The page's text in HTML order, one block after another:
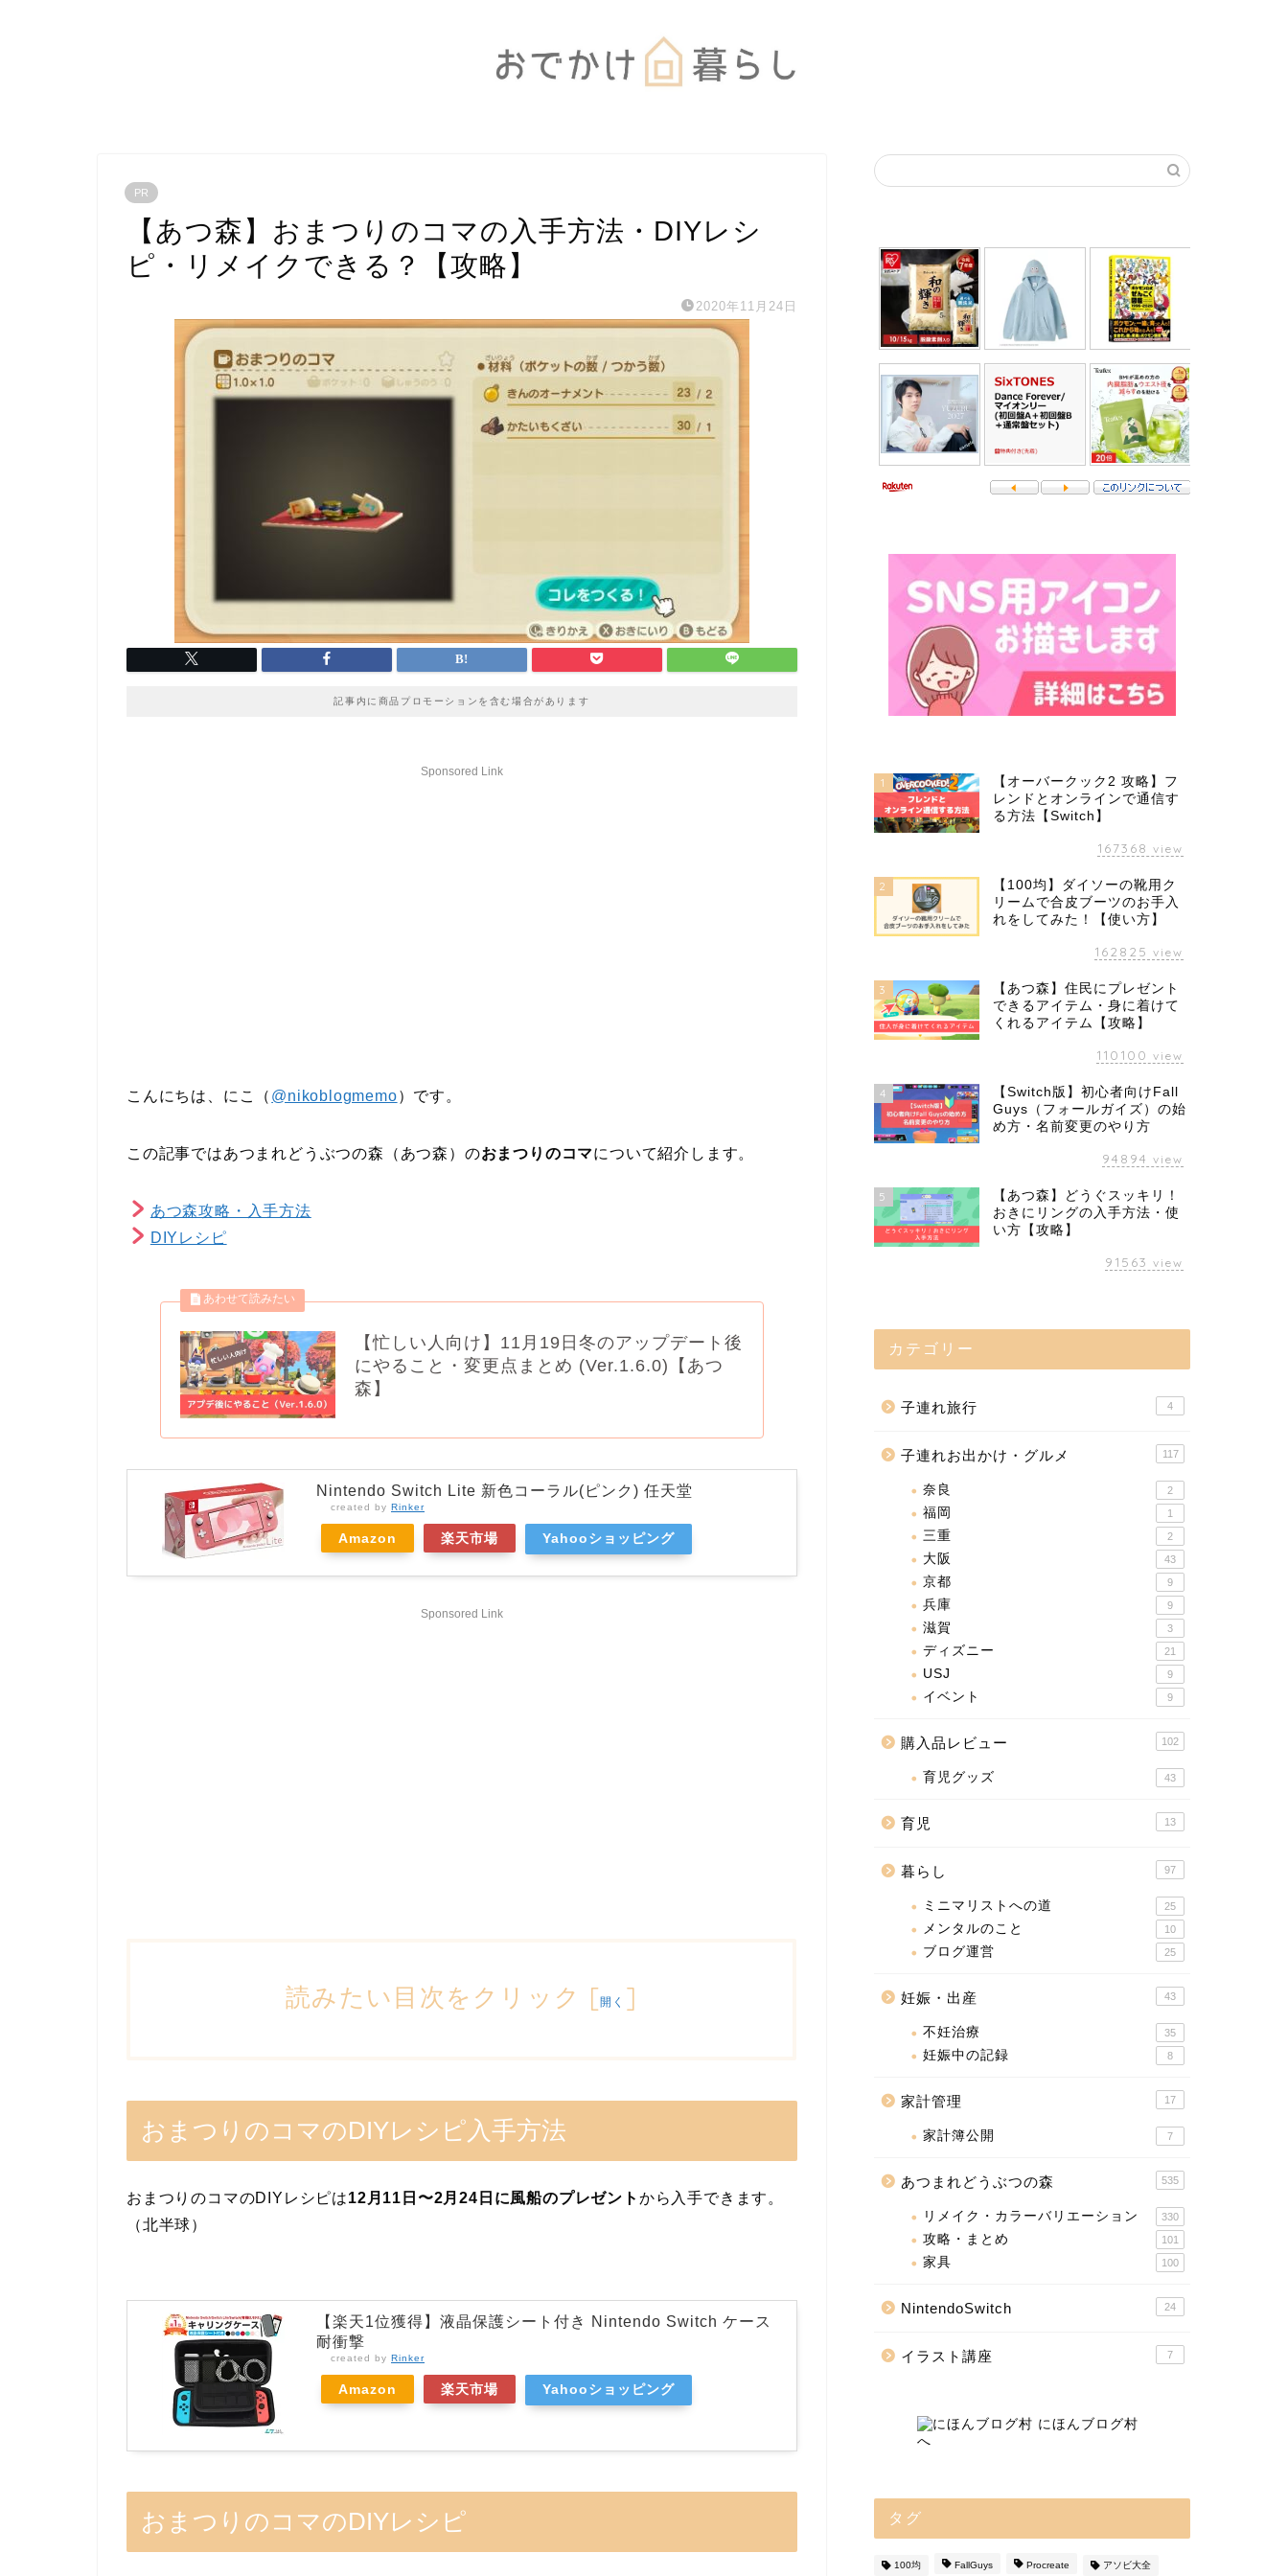
PR
【あつ森】おまつりのコマの入手方法・DIYレシ
ピ・リメイクできる？【攻略】
2020年11月24日
記事内に商品プロモーションを含む場合があります
Sponsored Link
こんにちは、にこ（ @nikoblogmemo）です。
この記事ではあつまれどうぶつの森（あつ森）のおまつりのコマについて紹介します。
あつ森攻略・入手方法
DIYレシピ
【忙しい人向け】11月19日冬のアップデート後
にやること・変更点まとめ (Ver.1.6.0)【あつ
森】
Nintendo Switch Lite 新色コーラル(ピンク) 任天堂
created by Rinker
Amazon 楽天市場 Yahooショッピング
Sponsored Link
読みたい目次をクリック [開く ]
おまつりのコマのDIYレシピ入手方法
おまつりのコマのDIYレシピは12月11日〜2月24日に風船のプレゼント から入手できます。
（北半球）
【楽天1位獲得】液晶保護シート付き Nintendo Switch ケース
耐衝撃
created by Rinker
Amazon 楽天市場 Yahooショッピング
おまつりのコマのDIYレシピ
1
【オーバークック2 攻略】フ
レンドとオンラインで通信す
る方法【Switch】
167368 view
2
【100均】ダイソーの靴用ク
リームで合皮ブーツのお手入
れをしてみた！【使い方】
162825 view
3
【あつ森】住民にプレゼント
できるアイテム・身に着けて
くれるアイテム【攻略】
110100 view
4
【Switch版】初心者向けFall
Guys（フォールガイズ）の始
め方・名前変更のやり方
94894 view
5
【あつ森】どうぐスッキリ！
おきにリングの入手方法・使
い方【攻略】
91563 view
カテゴリー
子連れ旅行 4
子連れお出かけ・グルメ 117
奈良 2
福岡 1
三重 2
大阪 43
京都 9
兵庫 9
滋賀 3
ディズニー 21
USJ 9
イベント 9
購入品レビュー 102
育児グッズ 43
育児 13
暮らし 97
ミニマリストへの道 25
メンタルのこと 10
ブログ運営 25
妊娠・出産 43
不妊治療 35
妊娠中の記録 8
家計管理 17
家計簿公開 7
あつまれどうぶつの森 535
リメイク・カラーバリエーション 330
攻略・まとめ 101
家具 100
NintendoSwitch 24
イラスト講座 7
タグ
100均 FallGuys Procreate アソビ大全